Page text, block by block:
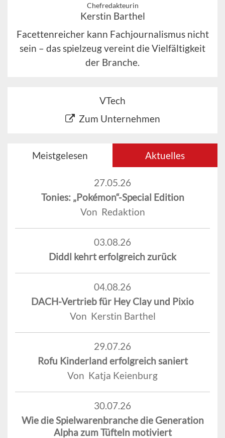
Chefredakteurin
Kerstin Barthel
Facettenreicher kann Fachjournalismus nicht
sein – das spielzeug vereint die Vielfältigkeit
der Branche.
VTech
Zum Unternehmen
Meistgelesen Aktuelles
27.05.26
Tonies: „Pokémon“-Special Edition
Von Redaktion
03.08.26
Diddl kehrt erfolgreich zurück
04.08.26
DACH-Vertrieb für Hey Clay und Pixio
Von Kerstin Barthel
29.07.26
Rofu Kinderland erfolgreich saniert
Von Katja Keienburg
30.07.26
Wie die Spielwarenbranche die Generation
Alpha zum Tüfteln motiviert